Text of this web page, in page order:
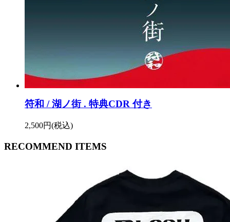
符和 / 湖ノ街 . 特典CDR 付き
2,500円(税込)
RECOMMEND ITEMS